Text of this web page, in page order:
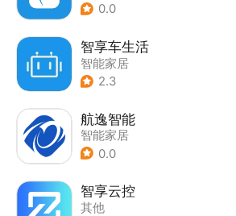
0.0
智享车生活
智能家居
2.3
航逸智能
智能家居
0.0
智享云控
其他